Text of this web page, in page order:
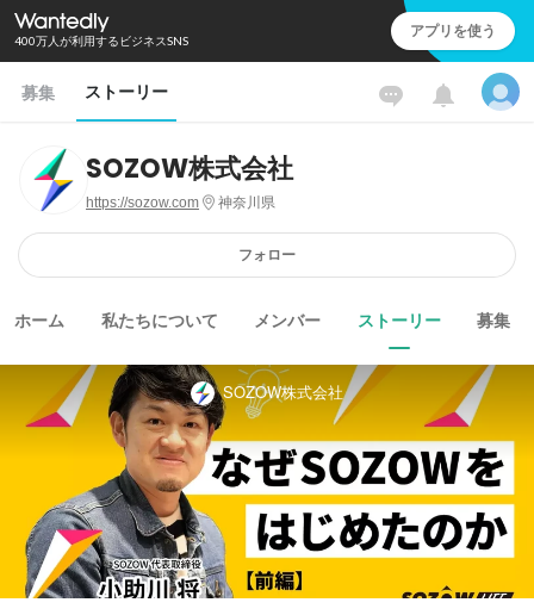
400万人が利用するビジネスSNS アプリを使う
募集 ストーリー
SOZOW株式会社
https://sozow.com 神奈川県
フォロー
ホーム 私たちについて メンバー ストーリー 募集
SOZOW株式会社